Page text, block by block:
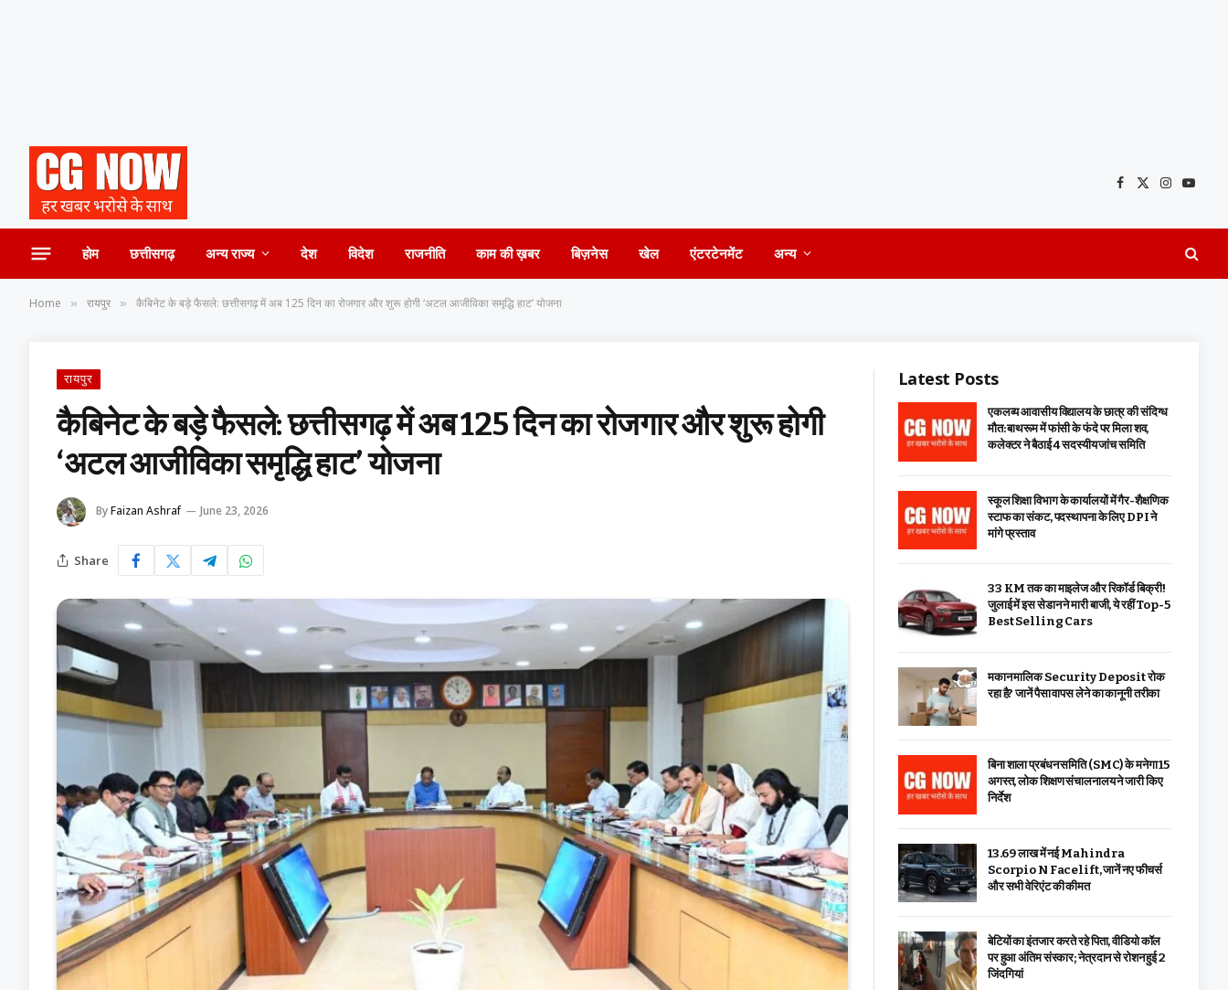
Facebook
X
Instagram
होम छत्तीसगढ़ अन्य राज्य देश विदेश राजनीति काम की ख़बर बिज़नेस खेल एंटरटेनमेंट अन्य
Home » रायपुर » कैबिनेट के बड़े फैसले: छत्तीसगढ़ में अब 125 दिन का रोजगार और शुरू होगी ‘अटल आजीविका समृद्धि हाट’ योजना
रायपुर
कैबिनेट के बड़े फैसले: छत्तीसगढ़ में अब 125 दिन का रोजगार और शुरू होगी
‘अटल आजीविका समृद्धि हाट’ योजना
ByFaizan Ashraf June 23, 2026
Share
Latest Posts
एकलव्य आवासीय विद्यालय के छात्र की संदिग्ध
मौत: बाथरूम में फांसी के फंदे पर मिला शव,
कलेक्टर ने बैठाई 4 सदस्यीय जांच समिति
स्कूल शिक्षा विभाग के कार्यालयों में गैर-शैक्षणिक
स्टाफ का संकट, पदस्थापना के लिए DPI ने
मांगे प्रस्ताव
33 KM तक का माइलेज और रिकॉर्ड बिक्री!
जुलाई में इस सेडान ने मारी बाजी, ये रहीं Top-5
Best Selling Cars
मकान मालिक Security Deposit रोक
रहा है? जानें पैसा वापस लेने का कानूनी तरीका
बिना शाला प्रबंधन समिति (SMC) के मनेगा 15
अगस्त, लोक शिक्षण संचालनालय ने जारी किए
निर्देश
₹13.69 लाख में नई Mahindra
Scorpio N Facelift, जानें नए फीचर्स
और सभी वेरिएंट की कीमत
बेटियों का इंतजार करते रहे पिता, वीडियो कॉल
पर हुआ अंतिम संस्कार; नेत्रदान से रोशन हुई 2
जिंदगियां